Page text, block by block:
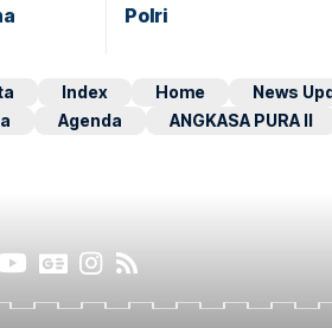
Polri
Index Home News
Agenda ANGKASA PURA II